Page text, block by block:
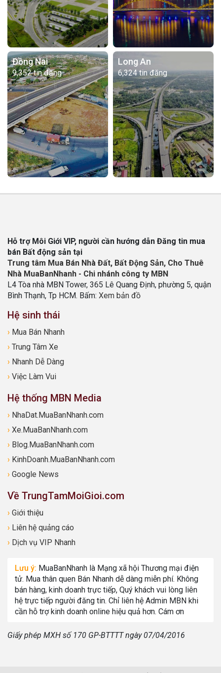
Đồng Nai
9,352 tin đăng
Long An
6,324 tin đăng
Hỗ trợ Môi Giới VIP, người cần hướng dẫn Đăng tin mua
bán Bất động sản tại
Trung tâm Mua Bán Nhà Đất, Bất Động Sản, Cho Thuê
Nhà MuaBanNhanh - Chi nhánh công ty MBN
L4 Tòa nhà MBN Tower, 365 Lê Quang Định, phường 5, quận
Bình Thạnh, Tp HCM. Bấm: Xem bản đồ
Hệ sinh thái
› Mua Bán Nhanh
› Trung Tâm Xe
› Nhanh Dễ Dàng
› Việc Làm Vui
Hệ thống MBN Media
› NhaDat.MuaBanNhanh.com
› Xe.MuaBanNhanh.com
› Blog.MuaBanNhanh.com
› KinhDoanh.MuaBanNhanh.com
› Google News
Về TrungTamMoiGioi.com
› Giới thiệu
› Liên hệ quảng cáo
› Dịch vụ VIP Nhanh
Lưu ý: MuaBanNhanh là Mạng xã hội Thương mại điện
tử. Mua thân quen Bán Nhanh dễ dàng miễn phí. Không
bán hàng, kinh doanh trực tiếp, Quý khách vui lòng liên
hệ trực tiếp người đăng tin. Chỉ liên hệ Admin MBN khi
cần hỗ trợ kinh doanh online hiệu quả hơn. Cám ơn
Giấy phép MXH số 170 GP-BTTTT ngày 07/04/2016